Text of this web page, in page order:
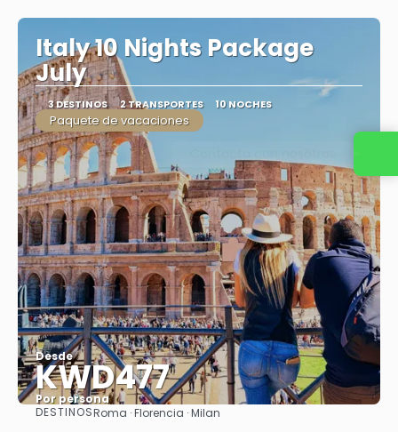
Italy 10 Nights Package
July
3 DESTINOS 2 TRANSPORTES 10 NOCHES
Paquete de vacaciones
Desde
KWD477
Por persona
Ver
DESTINOSRoma · Florencia · Milan